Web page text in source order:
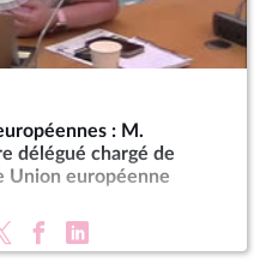
: M.
délégué chargé de
Union européenne